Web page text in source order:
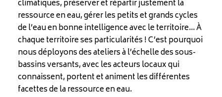
climatiques, préserver et répartir justement la
ressource en eau, gérer les petits et grands cycles
de l’eau en bonne intelligence avec le territoire… À
chaque territoire ses particularités ! C’est pourquoi
nous déployons des ateliers à l’échelle des sous-
bassins versants, avec les acteurs locaux qui
connaissent, portent et animent les différentes
facettes de la ressource en eau.